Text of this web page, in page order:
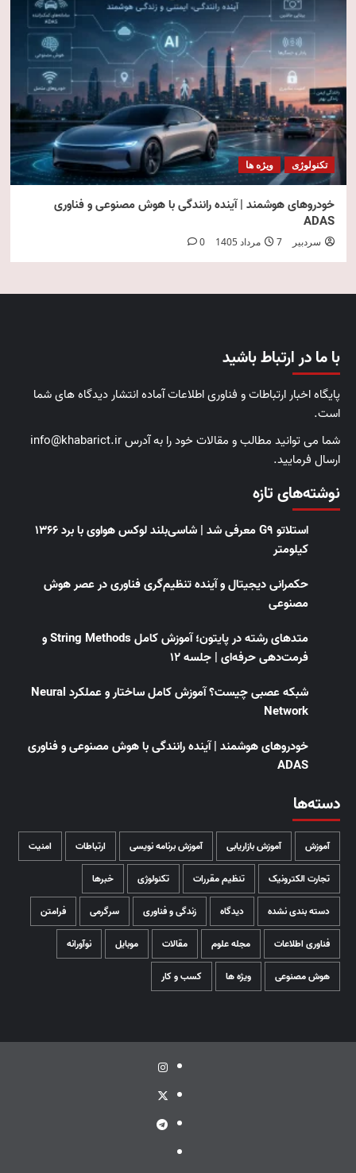
تکنولوژی ویژه ها
خودروهای هوشمند | آینده رانندگی با هوش مصنوعی و فناوری
ADAS
سردبیر 7 مرداد 1405 0
با ما در ارتباط باشید
پایگاه اخبار ارتباطات و فناوری اطلاعات آماده انتشار دیدگاه های شما
است.
شما می توانید مطالب و مقالات خود را به آدرس info@khabarict.ir
ارسال فرمایید.
نوشته‌های تازه
استلاتو G9 معرفی شد | شاسی‌بلند لوکس هواوی با برد ۱۳۶۶
کیلومتر
حکمرانی دیجیتال و آینده تنظیم‌گری فناوری در عصر هوش
مصنوعی
متدهای رشته در پایتون؛ آموزش کامل String Methods و
فرمت‌دهی حرفه‌ای | جلسه ۱۲
شبکه عصبی چیست؟ آموزش کامل ساختار و عملکرد Neural
Network
خودروهای هوشمند | آینده رانندگی با هوش مصنوعی و فناوری
ADAS
دسته‌ها
آموزش آموزش بازاریابی آموزش برنامه نویسی ارتباطات امنیت
تجارت الکترونیک تنظیم مقررات تکنولوژی خبرها
دسته بندی نشده دیدگاه زندگی و فناوری سرگرمی فرامتن
فناوری اطلاعات مجله علوم مقالات موبایل نوآورانه
هوش مصنوعی ویژه ها کسب و کار
اینستاگرام
توئیتر
تلگرام